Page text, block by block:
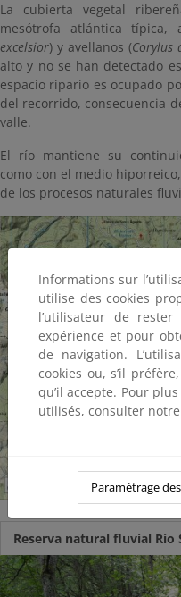
La cubierta vegetal
mesótrofa atlántica típica,
excelsior) y avellanos (Corylus
alto y no se han detectado
espacio ripario es ocupado
del recorrido, consecuencia
valle.
El río mantiene su
como con el medio
de los procesos naturales
Reserva natural fluvial Río
Informations sur
utilise des cookies
l’utilisateur de rester
expérience et pour
de navigation.
cookies ou, s’il
qu’il accepte. Pour
utilisés, consulter notre
Paramétrage